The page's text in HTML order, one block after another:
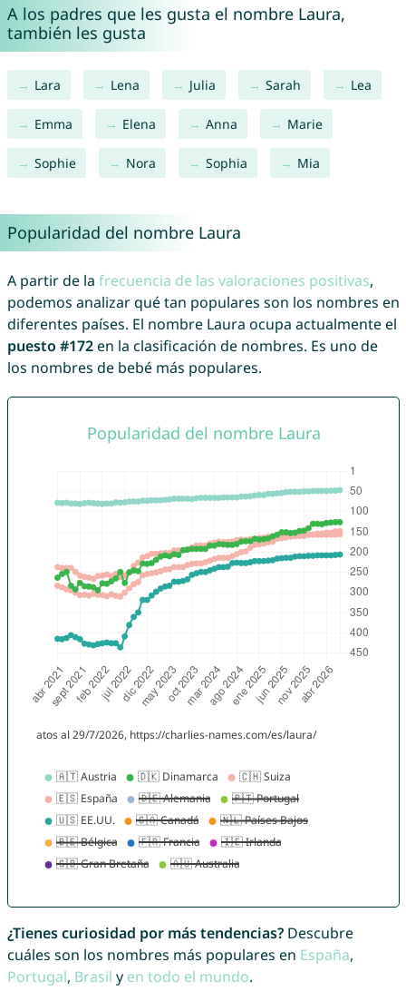
A los padres que les gusta el nombre Laura,
también les gusta
Lara Lena Julia Sarah Lea
Emma Elena Anna Marie
Sophie Nora Sophia Mia
Popularidad del nombre Laura
A partir de la frecuencia de las valoraciones positivas,
podemos analizar qué tan populares son los nombres en
diferentes países. El nombre Laura ocupa actualmente el
puesto #172en la clasificación de nombres. Es uno de
los nombres de bebé más populares.
¿Tienes curiosidad por más tendencias?Descubre
cuáles son los nombres más populares en España,
Portugal, Brasil y en todo el mundo.